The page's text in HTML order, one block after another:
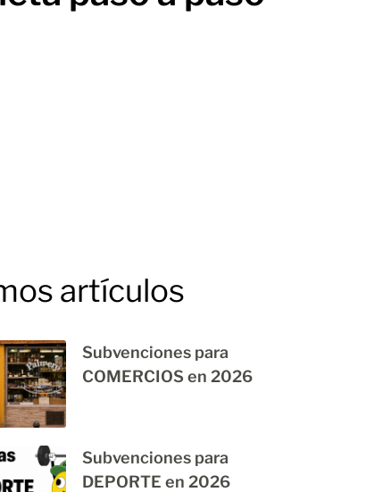
artículos
Subvenciones para
COMERCIOS en 2026
Subvenciones para
DEPORTE en 2026